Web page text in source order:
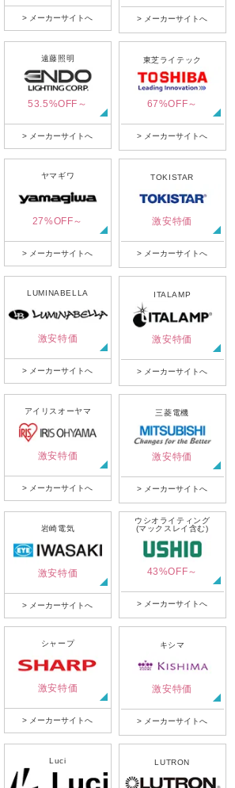
> メーカーサイトへ > メーカーサイトへ
遠藤照明
53.5%OFF～
> メーカーサイトへ
東芝ライテック
67%OFF～
> メーカーサイトへ
ヤマギワ
27%OFF～
> メーカーサイトへ
TOKISTAR
激安特価
> メーカーサイトへ
LUMINABELLA
激安特価
> メーカーサイトへ
ITALAMP
激安特価
> メーカーサイトへ
アイリスオーヤマ
激安特価
> メーカーサイトへ
三菱電機
激安特価
> メーカーサイトへ
岩崎電気
激安特価
> メーカーサイトへ
ウシオライティング
(マックスレイ含む)
43%OFF～
> メーカーサイトへ
シャープ
激安特価
> メーカーサイトへ
キシマ
激安特価
> メーカーサイトへ
Luci LUTRON